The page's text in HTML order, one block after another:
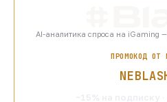
AI-аналитика спроса на iGaming
ПРОМОКОД ОТ